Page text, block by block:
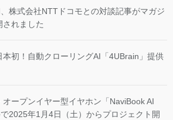
株式会社NTTドコモとの対談記事がマガジ
されました
本初！自動クローリングAI「4UBrain」提供
オープンイヤー型イヤホン「NaviBook AI
2025年1月4日（土）からプロジェクト開